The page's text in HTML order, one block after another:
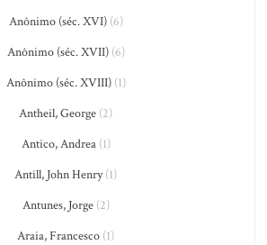
Anônimo (séc. XVI)(6)
Anônimo (séc. XVII)(6)
Anônimo (séc. XVIII)(1)
Antheil, George (2)
Antico, Andrea(1)
Antill, John Henry(1)
Antunes, Jorge(2)
Araia, Francesco (1)